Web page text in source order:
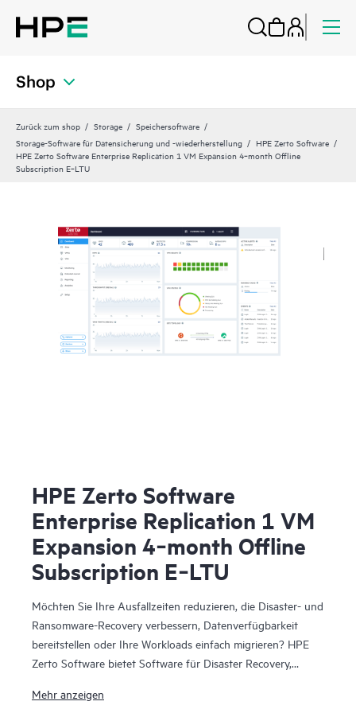
Shop
Zurück zum shop Storage
Speichersoftware
Storage-Software für Datensicherung und -wiederherstellung
HPE Zerto Software
HPE Zerto Software Enterprise Replication 1 VM Expansion 4‑month Offline
Subscription E‑LTU
HPE Zerto Software
Enterprise Replication 1 VM
Expansion 4‑month Offline
Subscription E‑LTU
Möchten Sie Ihre Ausfallzeiten reduzieren, die Disaster- und
Ransomware-Recovery verbessern, Datenverfügbarkeit
bereitstellen oder Ihre Workloads einfach migrieren? HPE
Zerto Software bietet Software für Disaster Recovery,
und Cloud-Umgebungen. HPE Zerto Software wurde für
Mehr anzeigen